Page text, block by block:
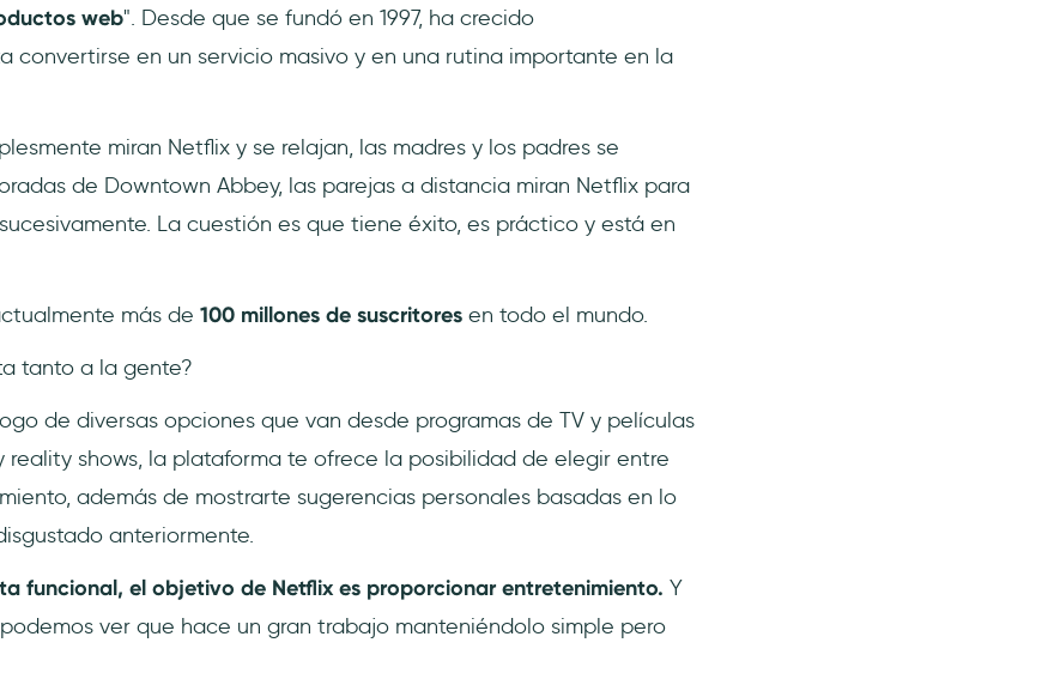
web". Desde que se fundó en 1997, ha crecido
convertirse en un servicio masivo y en una rutina importante en la
miran Netflix y se relajan, las madres y los padres se
de Downtown Abbey, las parejas a distancia miran Netflix para
La cuestión es que tiene éxito, es práctico y está en
más de 100 millones de suscritoresen todo el mundo.
tanto a la gente?
de diversas opciones que van desde programas de TV y películas
reality shows, la plataforma te ofrece la posibilidad de elegir entre
además de mostrarte sugerencias personales basadas en lo
anteriormente.
funcional, el objetivo de Netflix es proporcionar entretenimiento. Y
ver que hace un gran trabajo manteniéndolo simple pero